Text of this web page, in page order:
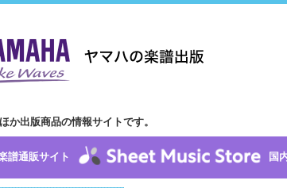
か出版商品の情報サイトです。
譜通販サイト 国